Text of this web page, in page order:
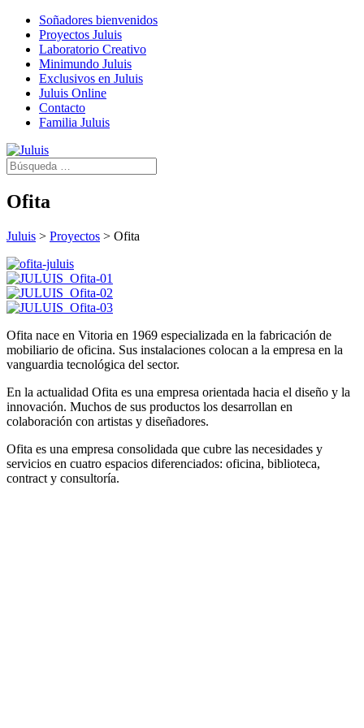
Soñadores bienvenidos
Proyectos Juluis
Laboratorio Creativo
Minimundo Juluis
Exclusivos en Juluis
Juluis Online
Contacto
Familia Juluis
Ofita
Juluis > Proyectos > Ofita
Ofita nace en Vitoria en 1969 especializada en la fabricación de
mobiliario de oficina. Sus instalaciones colocan a la empresa en la
vanguardia tecnológica del sector.
En la actualidad Ofita es una empresa orientada hacia el diseño y la
innovación. Muchos de sus productos los desarrollan en
colaboración con artistas y diseñadores.
Ofita es una empresa consolidada que cubre las necesidades y
servicios en cuatro espacios diferenciados: oficina, biblioteca,
contract y consultoría.